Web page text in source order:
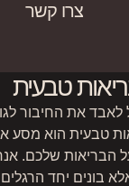
צרו קשר
טבעית
לאבד את החיבור
טבעית הוא מסע
הבריאות שלכם.
בונים יחד